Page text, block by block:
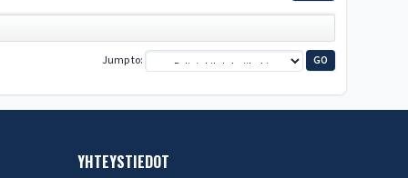
Jump to
YHTEYSTIEDOT